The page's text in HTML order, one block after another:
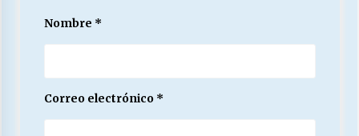
Nombre *
Correo electrónico *